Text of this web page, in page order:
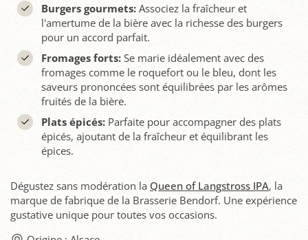
Burgers gourmets:Associez la fraîcheur et
l'amertume de la bière avec la richesse des burgers
pour un accord parfait.
Fromages forts:Se marie idéalement avec des
fromages comme le roquefort ou le bleu, dont les
saveurs prononcées sont équilibrées par les arômes
fruités de la bière.
Plats épicés:Parfaite pour accompagner des plats
épicés, ajoutant de la fraîcheur et équilibrant les
épices.
Dégustez sans modération la Queen of Langstross IPA, la
marque de fabrique de la Brasserie Bendorf. Une expérience
gustative unique pour toutes vos occasions.